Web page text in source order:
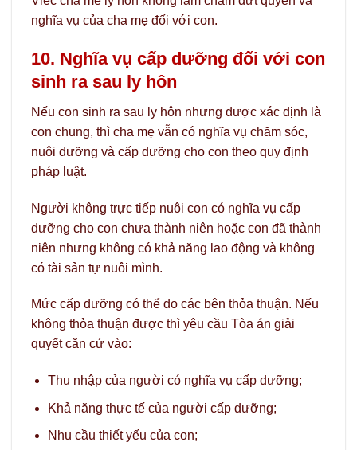
nghĩa vụ của cha mẹ đối với con.
10. Nghĩa vụ cấp dưỡng đối với con
sinh ra sau ly hôn
Nếu con sinh ra sau ly hôn nhưng được xác định là
con chung, thì cha mẹ vẫn có nghĩa vụ chăm sóc,
nuôi dưỡng và cấp dưỡng cho con theo quy định
pháp luật.
Người không trực tiếp nuôi con có nghĩa vụ cấp
dưỡng cho con chưa thành niên hoặc con đã thành
niên nhưng không có khả năng lao động và không
có tài sản tự nuôi mình.
Mức cấp dưỡng có thể do các bên thỏa thuận. Nếu
không thỏa thuận được thì yêu cầu Tòa án giải
quyết căn cứ vào:
Thu nhập của người có nghĩa vụ cấp dưỡng;
Khả năng thực tế của người cấp dưỡng;
Nhu cầu thiết yếu của con;